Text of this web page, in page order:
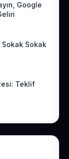
Google
Sokak Sokak
Teklif